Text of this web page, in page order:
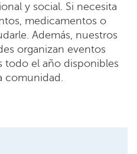
y social. Si necesita
medicamentos o
Además, nuestros
organizan eventos
todo el año disponibles
comunidad.